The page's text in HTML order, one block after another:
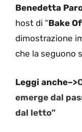
Benedetta
host di “Bake
dimostrazione
che la seguono
Leggi anche–>
emerge dal
dal letto”